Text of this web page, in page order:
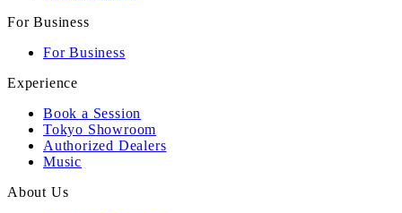
For Business
For Business
Experience
Book a Session
Tokyo Showroom
Authorized Dealers
Music
About Us